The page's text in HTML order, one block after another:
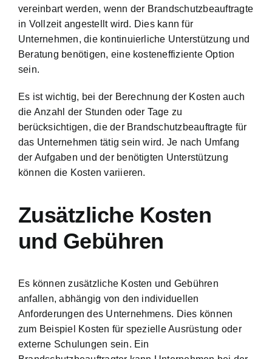
vereinbart werden, wenn der Brandschutzbeauftragte
in Vollzeit angestellt wird. Dies kann für
Unternehmen, die kontinuierliche Unterstützung und
Beratung benötigen, eine kosteneffiziente Option
sein.
Es ist wichtig, bei der Berechnung der Kosten auch
die Anzahl der Stunden oder Tage zu
berücksichtigen, die der Brandschutzbeauftragte für
das Unternehmen tätig sein wird. Je nach Umfang
der Aufgaben und der benötigten Unterstützung
können die Kosten variieren.
Zusätzliche Kosten
und Gebühren
Es können zusätzliche Kosten und Gebühren
anfallen, abhängig von den individuellen
Anforderungen des Unternehmens. Dies können
zum Beispiel Kosten für spezielle Ausrüstung oder
externe Schulungen sein. Ein